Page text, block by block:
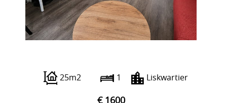
25m2 1 Liskwartier
€ 1600